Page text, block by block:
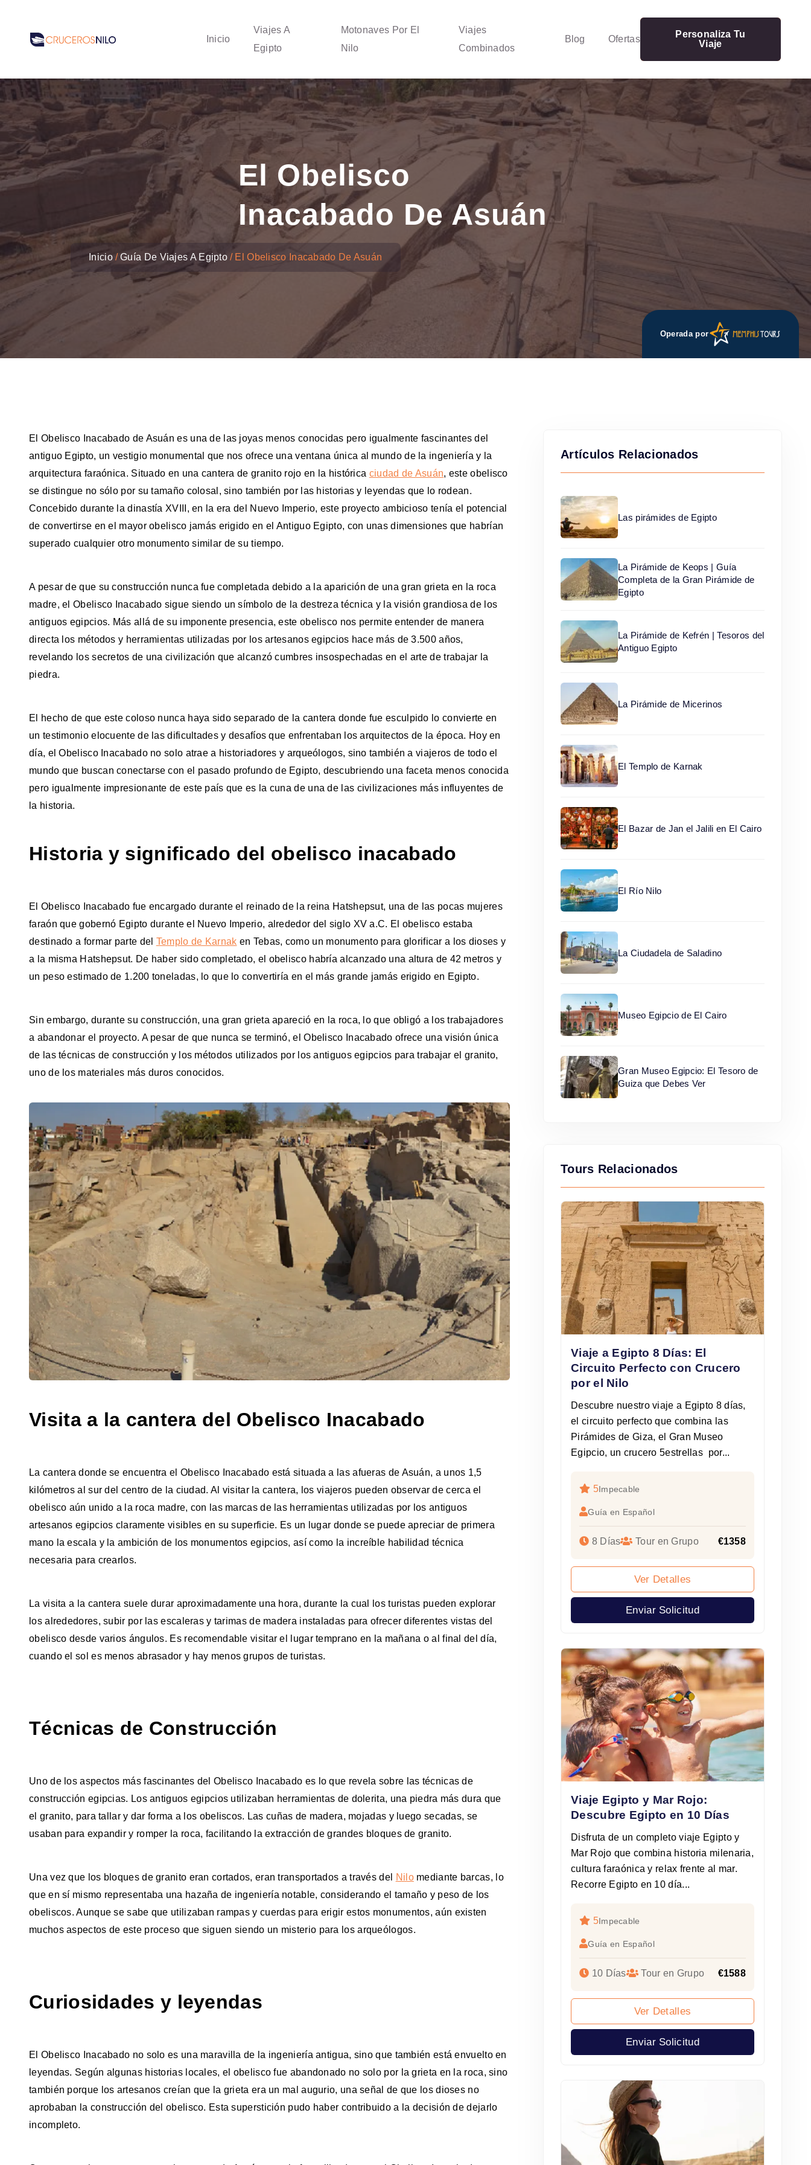
Inicio
Viajes A
Egipto
Motonaves Por El
Nilo
Viajes
Combinados
Blog Ofertas
Personaliza Tu
Viaje
El Obelisco
Inacabado De Asuán
Inicio Guía De Viajes A Egipto El Obelisco Inacabado De Asuán
Operada por
El Obelisco Inacabado de Asuán es una de las joyas menos conocidas pero igualmente fascinantes del
antiguo Egipto, un vestigio monumental que nos ofrece una ventana única al mundo de la ingeniería y la
arquitectura faraónica. Situado en una cantera de granito rojo en la histórica ciudad de Asuán, este obelisco
se distingue no sólo por su tamaño colosal, sino también por las historias y leyendas que lo rodean.
Concebido durante la dinastía XVIII, en la era del Nuevo Imperio, este proyecto ambicioso tenía el potencial
de convertirse en el mayor obelisco jamás erigido en el Antiguo Egipto, con unas dimensiones que habrían
superado cualquier otro monumento similar de su tiempo.
A pesar de que su construcción nunca fue completada debido a la aparición de una gran grieta en la roca
madre, el Obelisco Inacabado sigue siendo un símbolo de la destreza técnica y la visión grandiosa de los
antiguos egipcios. Más allá de su imponente presencia, este obelisco nos permite entender de manera
directa los métodos y herramientas utilizadas por los artesanos egipcios hace más de 3.500 años,
revelando los secretos de una civilización que alcanzó cumbres insospechadas en el arte de trabajar la
piedra.
El hecho de que este coloso nunca haya sido separado de la cantera donde fue esculpido lo convierte en
un testimonio elocuente de las dificultades y desafíos que enfrentaban los arquitectos de la época. Hoy en
día, el Obelisco Inacabado no solo atrae a historiadores y arqueólogos, sino también a viajeros de todo el
mundo que buscan conectarse con el pasado profundo de Egipto, descubriendo una faceta menos conocida
pero igualmente impresionante de este país que es la cuna de una de las civilizaciones más influyentes de
la historia.
Historia y significado del obelisco inacabado
El Obelisco Inacabado fue encargado durante el reinado de la reina Hatshepsut, una de las pocas mujeres
faraón que gobernó Egipto durante el Nuevo Imperio, alrededor del siglo XV a.C. El obelisco estaba
destinado a formar parte del Templo de Karnak en Tebas, como un monumento para glorificar a los dioses y
a la misma Hatshepsut. De haber sido completado, el obelisco habría alcanzado una altura de 42 metros y
un peso estimado de 1.200 toneladas, lo que lo convertiría en el más grande jamás erigido en Egipto.
Sin embargo, durante su construcción, una gran grieta apareció en la roca, lo que obligó a los trabajadores
a abandonar el proyecto. A pesar de que nunca se terminó, el Obelisco Inacabado ofrece una visión única
de las técnicas de construcción y los métodos utilizados por los antiguos egipcios para trabajar el granito,
uno de los materiales más duros conocidos.
Visita a la cantera del Obelisco Inacabado
La cantera donde se encuentra el Obelisco Inacabado está situada a las afueras de Asuán, a unos 1,5
kilómetros al sur del centro de la ciudad. Al visitar la cantera, los viajeros pueden observar de cerca el
obelisco aún unido a la roca madre, con las marcas de las herramientas utilizadas por los antiguos
artesanos egipcios claramente visibles en su superficie. Es un lugar donde se puede apreciar de primera
mano la escala y la ambición de los monumentos egipcios, así como la increíble habilidad técnica
necesaria para crearlos.
La visita a la cantera suele durar aproximadamente una hora, durante la cual los turistas pueden explorar
los alrededores, subir por las escaleras y tarimas de madera instaladas para ofrecer diferentes vistas del
obelisco desde varios ángulos. Es recomendable visitar el lugar temprano en la mañana o al final del día,
cuando el sol es menos abrasador y hay menos grupos de turistas.
Técnicas de Construcción
Uno de los aspectos más fascinantes del Obelisco Inacabado es lo que revela sobre las técnicas de
construcción egipcias. Los antiguos egipcios utilizaban herramientas de dolerita, una piedra más dura que
el granito, para tallar y dar forma a los obeliscos. Las cuñas de madera, mojadas y luego secadas, se
usaban para expandir y romper la roca, facilitando la extracción de grandes bloques de granito.
Una vez que los bloques de granito eran cortados, eran transportados a través del Nilomediante barcas, lo
que en sí mismo representaba una hazaña de ingeniería notable, considerando el tamaño y peso de los
obeliscos. Aunque se sabe que utilizaban rampas y cuerdas para erigir estos monumentos, aún existen
muchos aspectos de este proceso que siguen siendo un misterio para los arqueólogos.
Curiosidades y leyendas
El Obelisco Inacabado no solo es una maravilla de la ingeniería antigua, sino que también está envuelto en
leyendas. Según algunas historias locales, el obelisco fue abandonado no solo por la grieta en la roca, sino
también porque los artesanos creían que la grieta era un mal augurio, una señal de que los dioses no
aprobaban la construcción del obelisco. Esta superstición pudo haber contribuido a la decisión de dejarlo
incompleto.
Artículos Relacionados
Las pirámides de Egipto
La Pirámide de Keops | Guía
Completa de la Gran Pirámide de
Egipto
La Pirámide de Kefrén | Tesoros del
Antiguo Egipto
La Pirámide de Micerinos
El Templo de Karnak
El Bazar de Jan el Jalili en El Cairo
El Río Nilo
La Ciudadela de Saladino
Museo Egipcio de El Cairo
Gran Museo Egipcio: El Tesoro de
Guiza que Debes Ver
Tours Relacionados
Viaje a Egipto 8 Días: El
Circuito Perfecto con Crucero
por el Nilo
Descubre nuestro viaje a Egipto 8 días,
el circuito perfecto que combina las
Pirámides de Giza, el Gran Museo
Egipcio, un crucero 5estrellas por...
5Impecable
Guía en Español
8 Días Tour en Grupo €1358
Ver Detalles
Enviar Solicitud
Viaje Egipto y Mar Rojo:
Descubre Egipto en 10 Días
Disfruta de un completo viaje Egipto y
Mar Rojo que combina historia milenaria,
cultura faraónica y relax frente al mar.
Recorre Egipto en 10 día...
5Impecable
Guía en Español
10 Días Tour en Grupo €1588
Ver Detalles
Enviar Solicitud